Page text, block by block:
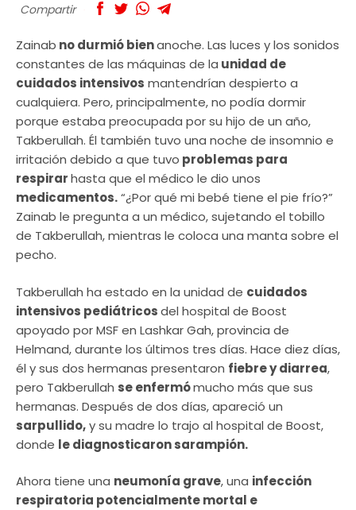
Compartir
Zainab no durmió bienanoche. Las luces y los sonidos
constantes de las máquinas de la unidad de
cuidados intensivos mantendrían despierto a
cualquiera. Pero, principalmente, no podía dormir
porque estaba preocupada por su hijo de un año,
Takberullah. Él también tuvo una noche de insomnio e
irritación debido a que tuvo problemas para
respirarhasta que el médico le dio unos
medicamentos.“¿Por qué mi bebé tiene el pie frío?”
Zainab le pregunta a un médico, sujetando el tobillo
de Takberullah, mientras le coloca una manta sobre el
pecho.
Takberullah ha estado en la unidad de cuidados
intensivos pediátricosdel hospital de Boost
apoyado por MSF en Lashkar Gah, provincia de
Helmand, durante los últimos tres días. Hace diez días,
él y sus dos hermanas presentaron fiebre y diarrea,
pero Takberullah se enfermómucho más que sus
hermanas. Después de dos días, apareció un
sarpullido,y su madre lo trajo al hospital de Boost,
donde le diagnosticaron sarampión.
Ahora tiene una neumonía grave, una infección
respiratoria potencialmente mortal e